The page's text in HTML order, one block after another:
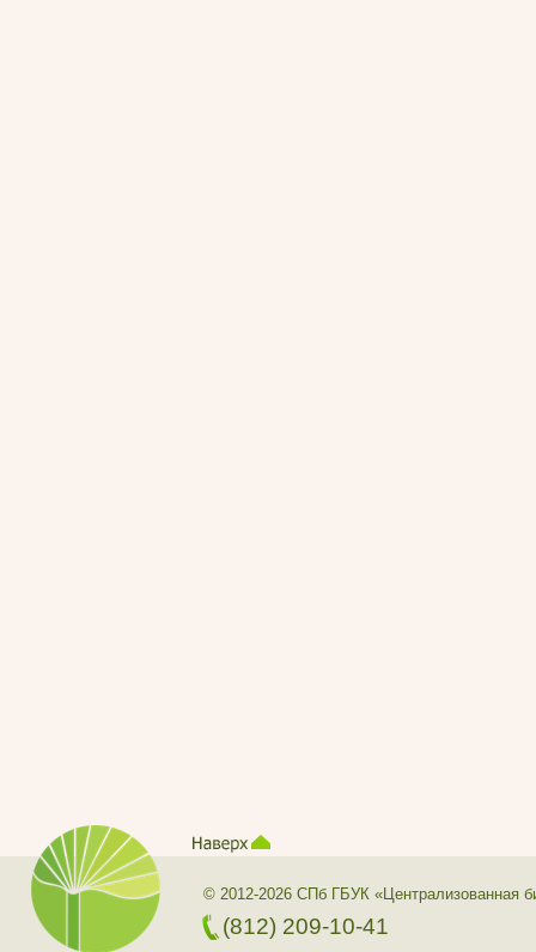
© 2012-2026 СПб ГБУК «Централизованная
(812) 209-10-41